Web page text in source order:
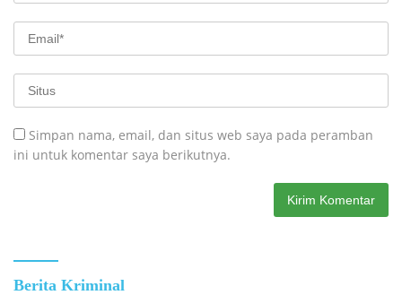
Simpan nama, email, dan situs web saya pada peramban
ini untuk komentar saya berikutnya.
Berita Kriminal